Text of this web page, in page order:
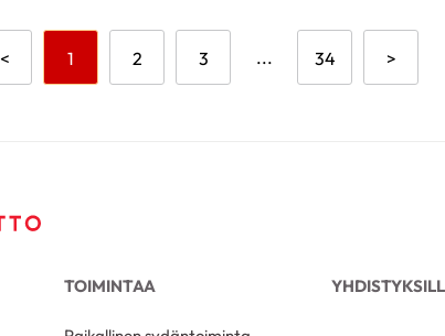
<Aikaisempi sivu
Mene sivulle
1 Mene sivulle
2 Mene sivulle
3 ... Mene sivulle
34 >
TOIMINTAA